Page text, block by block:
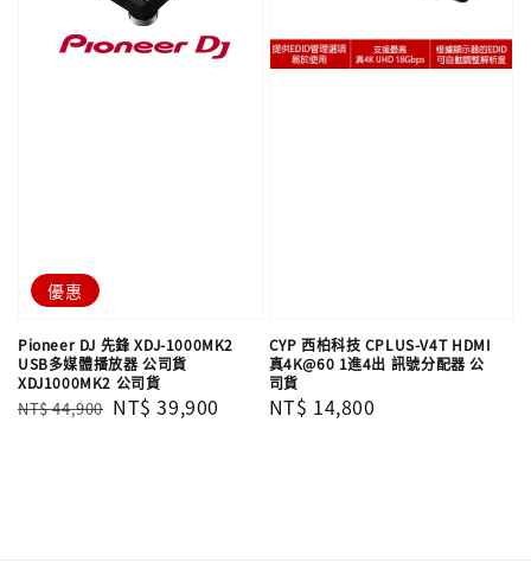
優惠
Pioneer DJ 先鋒 XDJ-1000MK2
USB多媒體播放器 公司貨
XDJ1000MK2 公司貨
Regular
NT$ 44,900 Sale
NT$ 39,900
CYP 西柏科技 CPLUS-V4T HDMI
真4K@60 1進4出 訊號分配器 公
司貨
Regular
NT$ 14,800